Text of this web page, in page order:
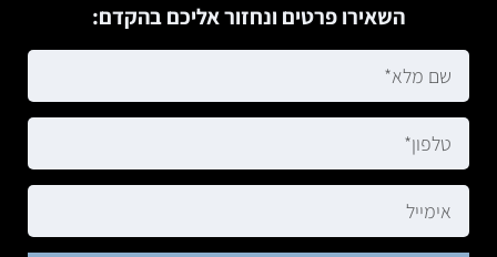
השאירו פרטים ונחזור אליכם בהקדם: